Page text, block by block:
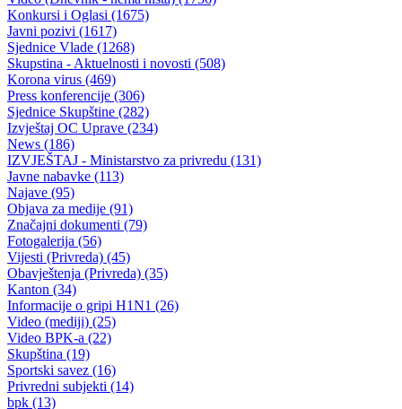
JU Centar za socijalni rad BPK Gorazde- JAVNI KONKURS za
prijem u radni odnos ( rok prijava do 08.07.2018.)
30.06.2018